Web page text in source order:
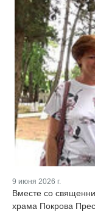
9 июня 2026 г.
Вместе со
храма Покрова